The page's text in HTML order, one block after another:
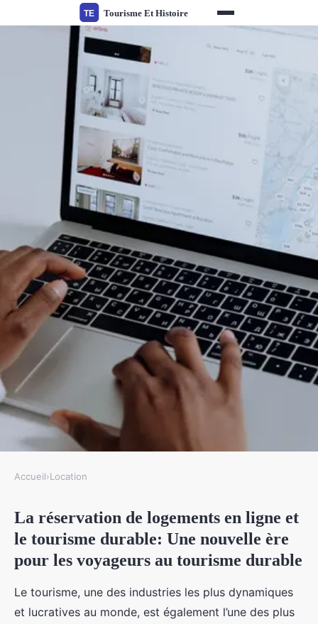
La réservation de logements en
ligne et le tourisme durable
Accueil›Location
La réservation de logements en ligne et
le tourisme durable: Une nouvelle ère
pour les voyageurs au tourisme durable
Le tourisme, une des industries les plus dynamiques
et lucratives au monde, est également l’une des plus